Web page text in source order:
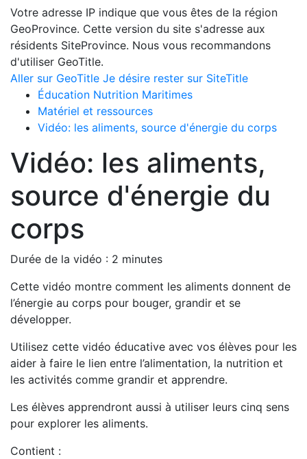
Votre adresse IP indique que vous êtes de la région
GeoProvince. Cette version du site s'adresse aux
résidents SiteProvince. Nous vous recommandons
d'utiliser GeoTitle.
Aller sur GeoTitle Je désire rester sur SiteTitle
Éducation Nutrition Maritimes
Matériel et ressources
Vidéo: les aliments, source d'énergie du corps
Vidéo: les aliments,
source d'énergie du
corps
Durée de la vidéo : 2 minutes
Cette vidéo montre comment les aliments donnent de
l’énergie au corps pour bouger, grandir et se
développer.
Utilisez cette vidéo éducative avec vos élèves pour les
aider à faire le lien entre l’alimentation, la nutrition et
les activités comme grandir et apprendre.
Les élèves apprendront aussi à utiliser leurs cinq sens
pour explorer les aliments.
Contient :